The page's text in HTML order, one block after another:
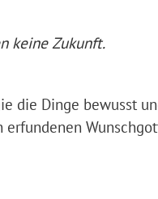
keine Zukunft.
die Dinge bewusst